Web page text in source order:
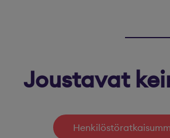
Joustavat